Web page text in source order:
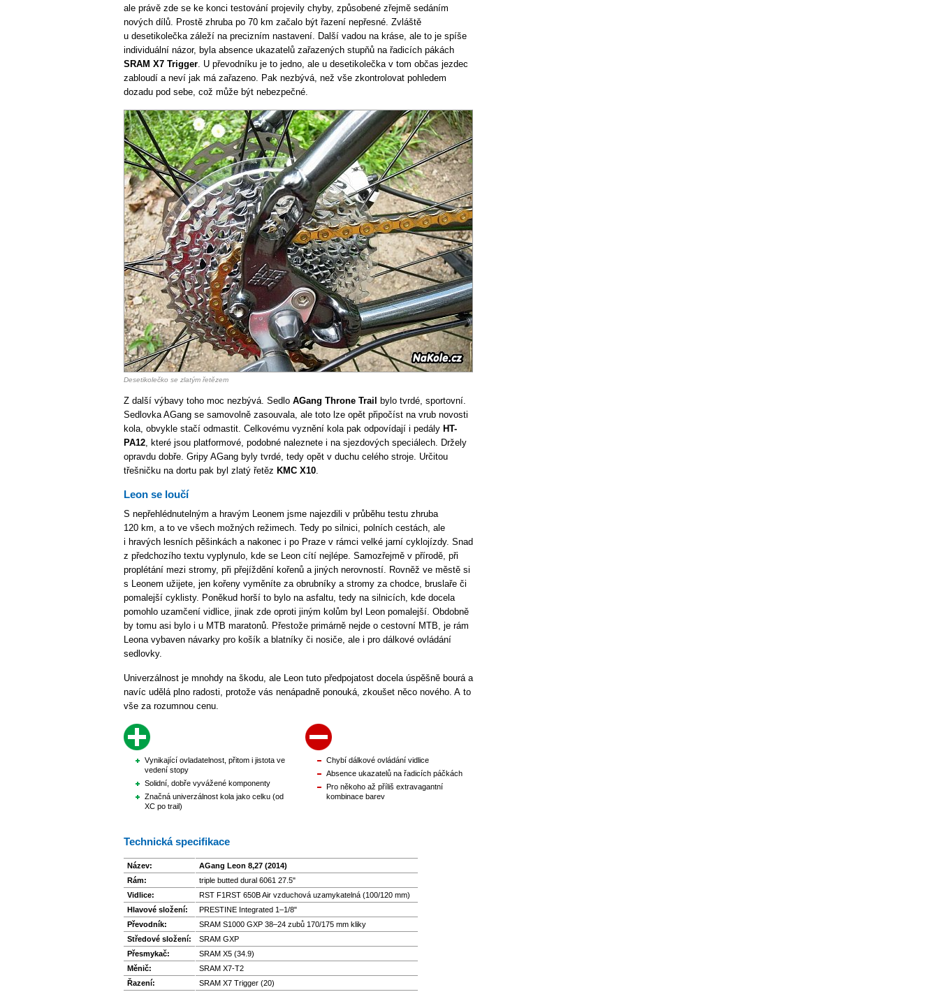
ale právě zde se ke konci testování projevily chyby, způsobené zřejmě sedáním
nových dílů. Prostě zhruba po 70 km začalo být řazení nepřesné. Zvláště
u desetikolečka záleží na precizním nastavení. Další vadou na kráse, ale to je spíše
individuální názor, byla absence ukazatelů zařazených stupňů na řadicích pákách
SRAM X7 Trigger. U převodníku je to jedno, ale u desetikolečka v tom občas jezdec
zabloudí a neví jak má zařazeno. Pak nezbývá, než vše zkontrolovat pohledem
dozadu pod sebe, což může být nebezpečné.
Desetikolečko se zlatým řetězem
Z další výbavy toho moc nezbývá. Sedlo AGang Throne Trail
bylo tvrdé, sportovní.
Sedlovka AGang se samovolně zasouvala, ale toto lze opět připočíst na vrub novosti
kola, obvykle stačí odmastit. Celkovému vyznění kola pak odpovídají i pedály HT-
PA12, které jsou platformové, podobné naleznete i na sjezdových speciálech. Držely
opravdu dobře. Gripy AGang byly tvrdé, tedy opět v duchu celého stroje. Určitou
třešničku na dortu pak byl zlatý řetěz KMC X10.
Leon se loučí
S nepřehlédnutelným a hravým Leonem jsme najezdili v průběhu testu zhruba
120 km, a to ve všech možných režimech. Tedy po silnici, polních cestách, ale
i hravých lesních pěšinkách a nakonec i po Praze v rámci velké jarní cyklojízdy. Snad
z předchozího textu vyplynulo, kde se Leon cítí nejlépe. Samozřejmě v přírodě, při
proplétání mezi stromy, při přejíždění kořenů a jiných nerovností. Rovněž ve městě si
s Leonem užijete, jen kořeny vyměníte za obrubníky a stromy za chodce, bruslaře či
pomalejší cyklisty. Poněkud horší to bylo na asfaltu, tedy na silnicích, kde docela
pomohlo uzamčení vidlice, jinak zde oproti jiným kolům byl Leon pomalejší. Obdobně
by tomu asi bylo i u MTB maratonů. Přestože primárně nejde o cestovní MTB, je rám
Leona vybaven návarky pro košík a blatníky či nosiče, ale i pro dálkové ovládání
sedlovky.
Univerzálnost je mnohdy na škodu, ale Leon tuto předpojatost docela úspěšně bourá a
navíc udělá plno radosti, protože vás nenápadně ponouká, zkoušet něco nového. A to
vše za rozumnou cenu.
Vynikající ovladatelnost, přitom i jistota ve
vedení stopy
Solidní, dobře vyvážené komponenty
Značná univerzálnost kola jako celku (od
XC po trail)
Chybí dálkové ovládání vidlice
Absence ukazatelů na řadicích páčkách
Pro někoho až příliš extravagantní
kombinace barev
Technická specifikace
Název:
AGang Leon 8,27 (2014)
Rám:
triple butted dural 6061 27.5"
Vidlice:
RST F1RST 650B Air vzduchová uzamykatelná (100/120 mm)
Hlavové složení:
PRESTINE Integrated 1–1/8"
Převodník:
SRAM S1000 GXP 38–24 zubů 170/175 mm kliky
Středové složení:
SRAM GXP
Přesmykač:
SRAM X5 (34.9)
Měnič:
SRAM X7-T2
Řazení:
SRAM X7 Trigger (20)